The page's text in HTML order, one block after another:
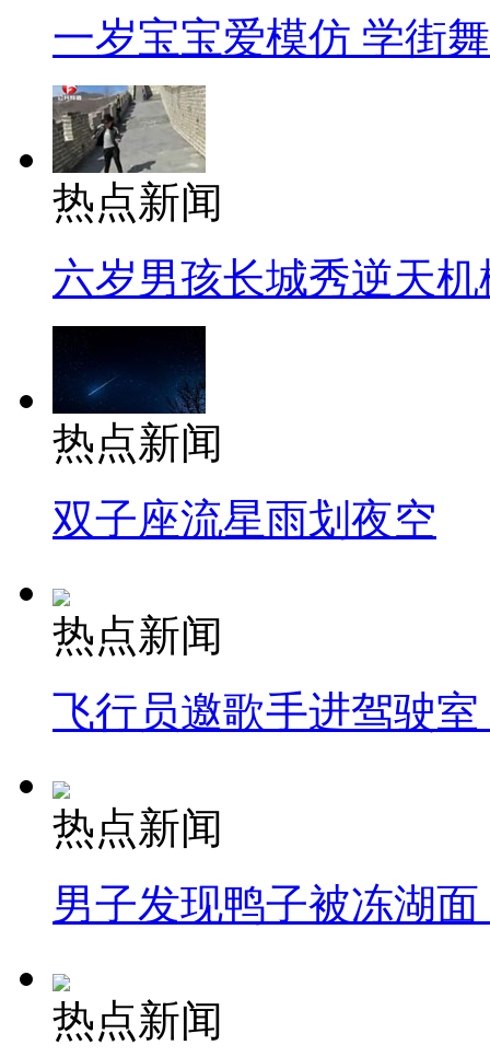
一岁宝宝爱模仿 学街
热点新闻
六岁男孩长城秀逆天机
热点新闻
双子座流星雨划夜空
热点新闻
飞行员邀歌手进驾驶
热点新闻
男子发现鸭子被冻湖
热点新闻